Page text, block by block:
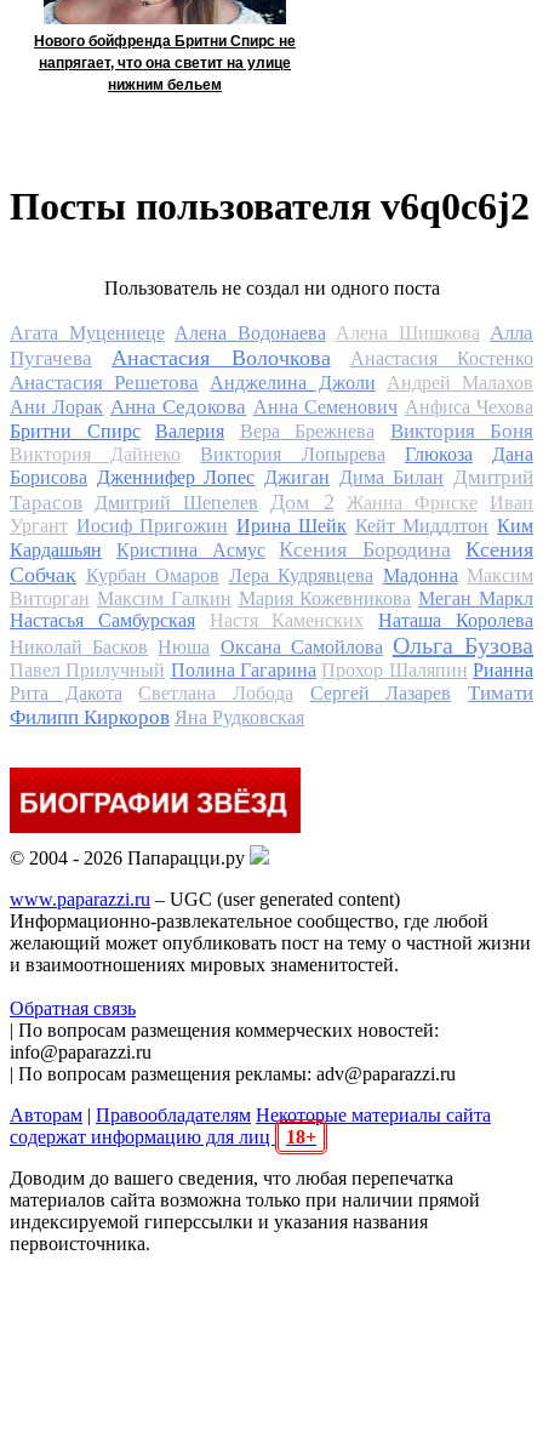
Нового бойфренда Бритни Спирс не
напрягает, что она светит на улице
нижним бельем
Посты пользователя v6q0c6j2
Пользователь не создал ни одного поста
Агата Муцениеце Алена Водонаева Алена Шишкова Алла
Пугачева
Анастасия Волочкова Анастасия Костенко
Анастасия Решетова Анджелина Джоли
Андрей Малахов
Ани Лорак Анна Седокова Анна Семенович Анфиса Чехова
Бритни Спирс
Валерия Вера Брежнева Виктория Боня
Виктория Дайнеко Виктория Лопырева Глюкоза
Дана
Борисова Дженнифер Лопес Джиган Дима Билан Дмитрий
Тарасов
Дмитрий Шепелев Дом 2 Жанна Фриске
Иван
Ургант Иосиф Пригожин Ирина Шейк Кейт Миддлтон Ким
Кардашьян
Кристина Асмус Ксения Бородина
Ксения
Собчак Курбан Омаров Лера Кудрявцева Мадонна Максим
Виторган Максим Галкин Мария Кожевникова Меган Маркл
Настасья Самбурская
Настя Каменских
Наташа Королева
Николай Басков Нюша Оксана Самойлова Ольга Бузова
Павел Прилучный Полина Гагарина Прохор Шаляпин Рианна
Рита Дакота
Светлана Лобода Сергей Лазарев
Тимати
Филипп Киркоров Яна Рудковская
© 2004 - 2026 Папарацци.ру
www.paparazzi.ru – UGC (user generated content)
Информационно-развлекательное сообщество, где любой
желающий может опубликовать пост на тему о частной жизни
и взаимоотношениях мировых знаменитостей.
Обратная связь
| По вопросам размещения коммерческих новостей:
info@paparazzi.ru
| По вопросам размещения рекламы: adv@paparazzi.ru
Авторам | Правообладателям Некоторые материалы сайта
содержат информацию для лиц
18+
Доводим до вашего сведения, что любая перепечатка
материалов сайта возможна только при наличии прямой
индексируемой гиперссылки и указания названия
первоисточника.